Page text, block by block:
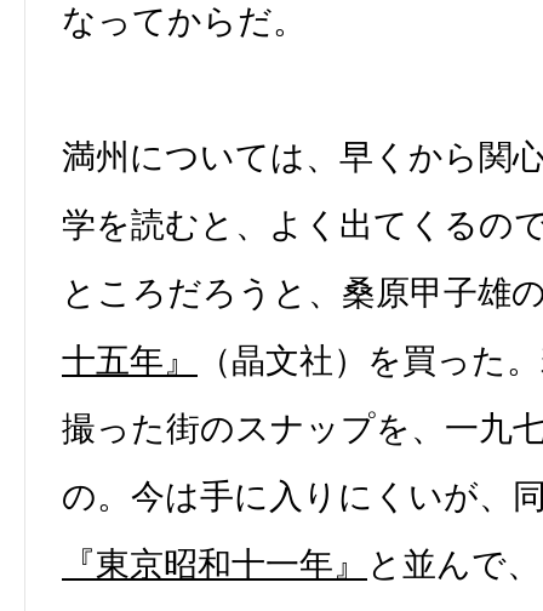
なってからだ。
満州については、早くから関
学を読むと、よく出てくるの
ところだろうと、桑原甲子雄
十五年』
（晶文社）を買った
撮った街のスナップを、一九
の。今は手に入りにくいが、
『東京昭和十一年』
と並んで